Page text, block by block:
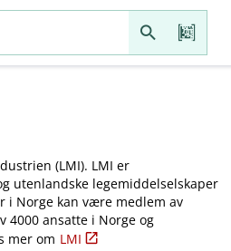
(LMI). LMI er
utenlandske legemiddelselskaper
i Norge kan være medlem av
4000 ansatte i Norge og
mer om LMI